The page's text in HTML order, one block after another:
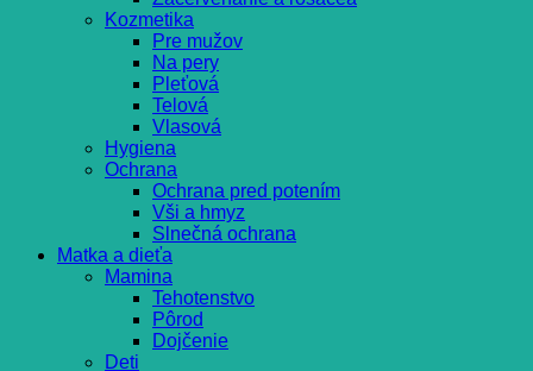
Kozmetika
Pre mužov
Na pery
Pleťová
Telová
Vlasová
Hygiena
Ochrana
Ochrana pred potením
Vši a hmyz
Slnečná ochrana
Matka a dieťa
Mamina
Tehotenstvo
Pôrod
Dojčenie
Deti